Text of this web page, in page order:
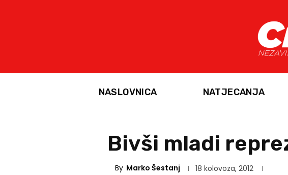
NASLOVNICA NATJECANJA
Bivši mladi
By Marko Šestanj 18 kolovoza, 2012